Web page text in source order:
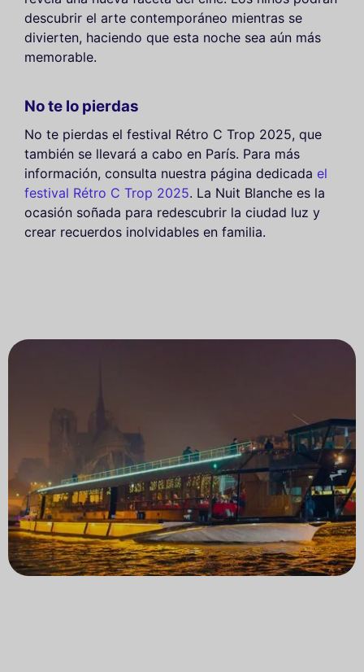
descubrir el arte contemporáneo mientras se
divierten, haciendo que esta noche sea aún más
memorable.
No te lo pierdas
No te pierdas el festival Rétro C Trop 2025, que
también se llevará a cabo en París. Para más
información, consulta nuestra página dedicada el
festival Rétro C Trop 2025. La Nuit Blanche es la
ocasión soñada para redescubrir la ciudad luz y
crear recuerdos inolvidables en familia.